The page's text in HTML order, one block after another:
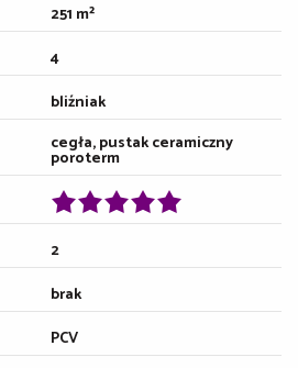
251 m²
4
bliźniak
cegła, pustak ceramiczny
poroterm
2
brak
PCV